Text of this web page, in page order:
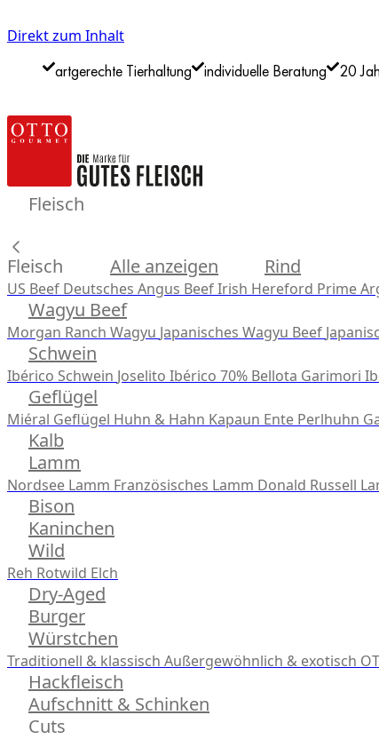
Direkt zum Inhalt
artgerechte Tierhaltung individuelle Beratung 20
Fleisch
Fleisch Alle anzeigen Rind
US Beef Deutsches Angus BeefIrish Hereford Prime
Wagyu Beef
Morgan Ranch Wagyu Japanisches Wagyu Beef
Schwein
Ibérico Schwein Joselito Ibérico 70% Bellota Garimori
Geflügel
Miéral Geflügel Huhn & Hahn Kapaun Ente Perlhuhn
Kalb
Lamm
Nordsee Lamm Französisches Lamm Donald Russell
Bison
Kaninchen
Wild
Reh Rotwild Elch
Dry-Aged
Burger
Würstchen
Traditionell & klassisch Außergewöhnlich & exotisch
Hackfleisch
Aufschnitt & Schinken
Cuts